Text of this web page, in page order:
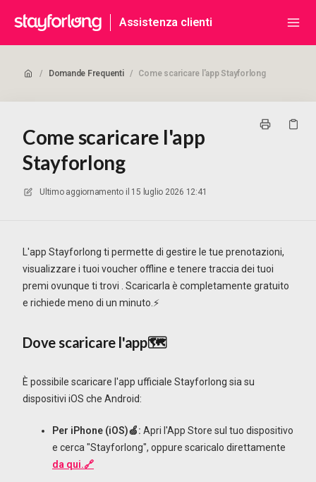
Assistenza clienti
/ Domande Frequenti / Come scaricare l'app Stayforlong
Come scaricare l'app
Stayforlong
Ultimo aggiornamento il 15 luglio 2026 12:41
L'app Stayforlong ti permette di gestire le tue prenotazioni,
visualizzare i tuoi voucher offline e tenere traccia dei tuoi
premi ovunque ti trovi
. Scaricarla è completamente gratuito
e richiede meno di un minuto.⚡
Dove scaricare l'app🗺️
È possibile scaricare l'app ufficiale Stayforlong sia su
dispositivi iOS che Android:
Per iPhone (iOS)🍏: Apri l'App Store sul tuo dispositivo
e cerca "Stayforlong", oppure scaricalo direttamente
da qui.🔗